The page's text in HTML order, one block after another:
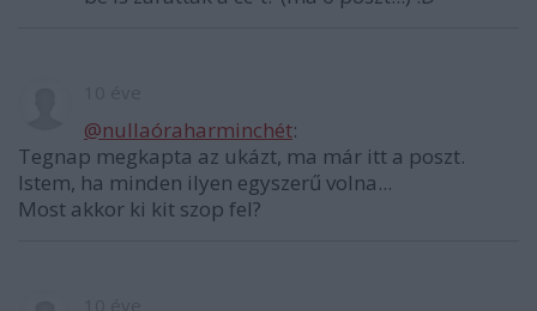
@nullaóraharminchét:
Tegnap megkapta az ukázt, ma már itt a poszt.
Istem, ha minden ilyen egyszerű volna...
Most akkor ki kit szop fel?